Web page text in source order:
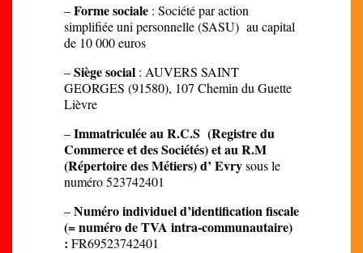
–Forme sociale : Société par action
simplifiée uni personnelle (SASU) au capital
de 10 000 euros
–Siège social : AUVERS SAINT
GEORGES (91580), 107 Chemin du Guette
Lièvre
–Immatriculée au R.C.S (Registre du
Commerce et des Sociétés) et au R.M
(Répertoire des Métiers) d’ Evrysous le
numéro 523742401
–Numéro individuel d’identification fiscale
(= numéro de TVA intra-communautaire)
: FR69523742401